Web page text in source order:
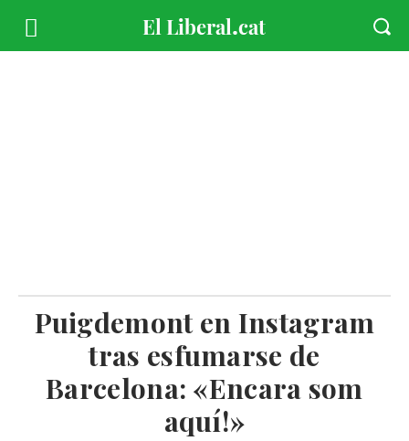
Puigdemont en Instagram
tras esfumarse de
Barcelona: «Encara som
aquí!»